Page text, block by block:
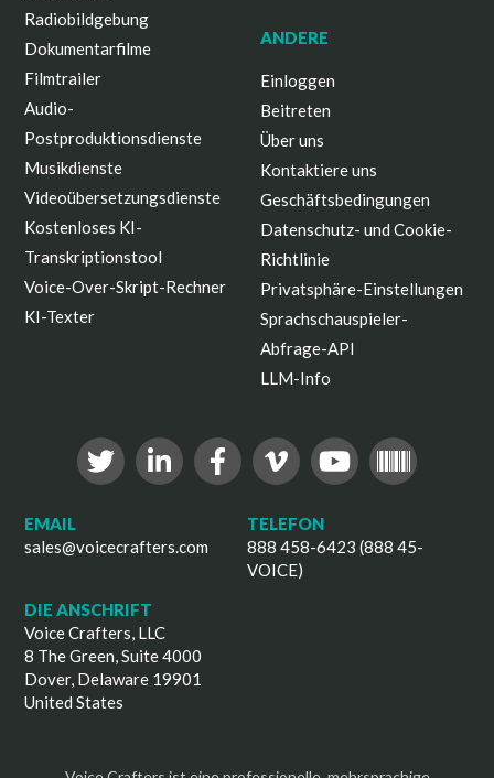
Radiobildgebung
Dokumentarfilme
Filmtrailer
Audio-
Postproduktionsdienste
Musikdienste
Videoübersetzungsdienste
Kostenloses KI-
Transkriptionstool
Voice-Over-Skript-Rechner
KI-Texter
ANDERE
Einloggen
Beitreten
Über uns
Kontaktiere uns
Geschäftsbedingungen
Datenschutz- und Cookie-
Richtlinie
Privatsphäre-Einstellungen
Sprachschauspieler-
Abfrage-API
LLM-Info
EMAIL
sales@voicecrafters.com
TELEFON
888 458-6423 (888 45-
VOICE)
DIE ANSCHRIFT
Voice Crafters, LLC
8 The Green, Suite 4000
Dover, Delaware 19901
United States